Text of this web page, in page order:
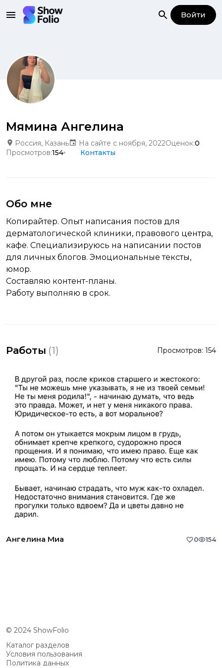
Войти
Мямина Ангелина
Россия, Казань На сайте с ноября, 2022Оценок:0
Просмотров:154 Контакты
Обо мне
Копирайтер. Опыт написания постов для
дерматологической клиники, правового центра,
кафе. Специализируюсь на написании постов
для личных блогов. Эмоциональные тексты,
юмор.
Составляю контент-планы.
Работу выполняю в срок.
Работы (1) Просмотров: 154
Ангелина Миа 0 154
© 2024 ShowFolio
Каталог разделов
Условия пользования
Политика данных